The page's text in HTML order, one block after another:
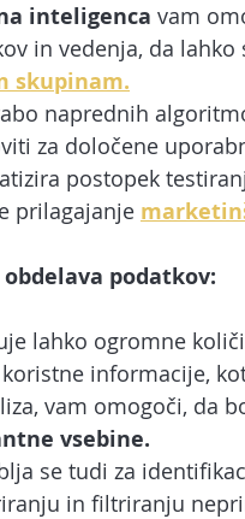
inteligenca vam
in vedenja, da
skupinam.
naprednih
za določene
postopek
prilagajanje
podatkov:
lahko ogromne
informacije,
vam omogoči, da
vsebine.
se tudi za
in filtriranju